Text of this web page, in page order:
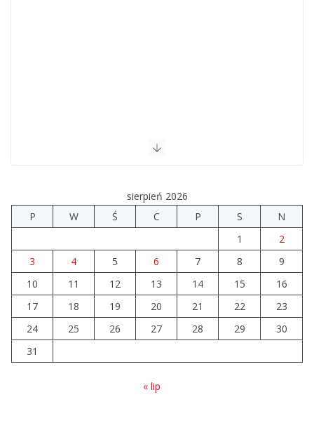
sierpień 2026
P
W Ś C P S
N
1
2
3
4 5 6 7 8
9
10
11 12 13 14 15
16
17
18 19 20 21 22
23
24
25 26 27 28 29
30
31
« lip